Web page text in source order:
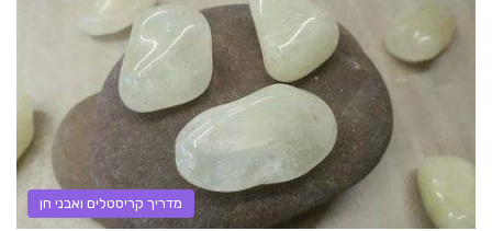
מדריך קריסטלים ואבני חן